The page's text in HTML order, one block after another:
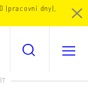
(pracovní dny),